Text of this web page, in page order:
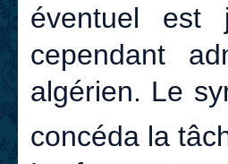
éventuel
cependant
algérien. Le
concéda la